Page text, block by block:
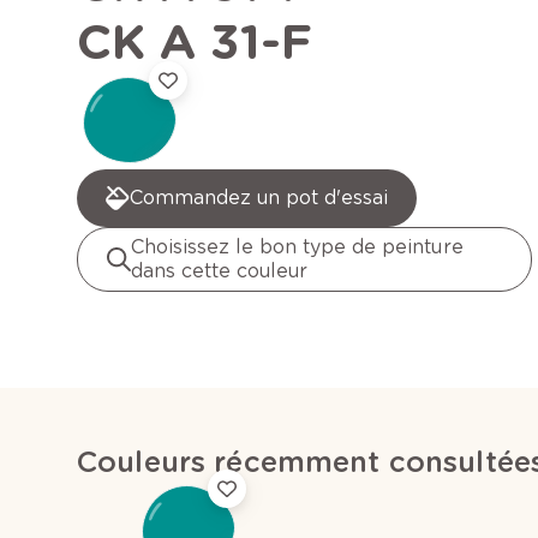
CK A 31-F
Commandez un pot d'essai
Choisissez le bon type de peinture
dans cette couleur
Couleurs récemment